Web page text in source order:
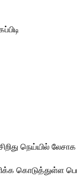
நெய்யில்
கொடுத்துள்ள